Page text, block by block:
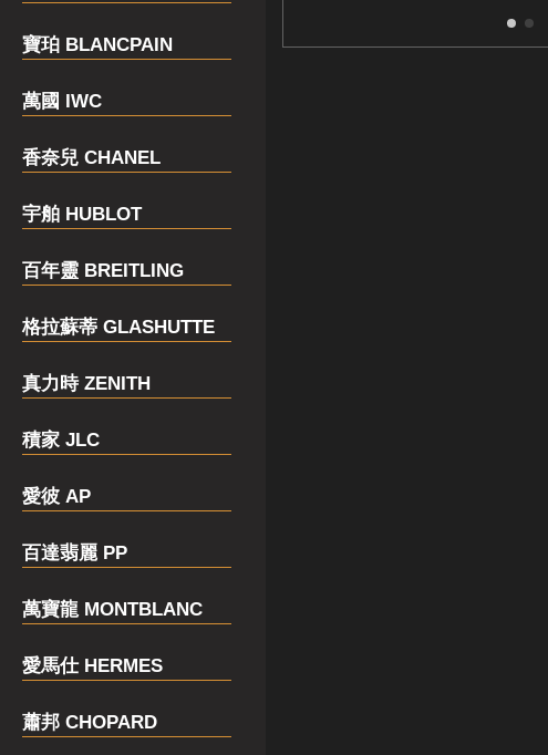
寶珀 BLANCPAIN
萬國 IWC
香奈兒 CHANEL
宇舶 HUBLOT
百年靈 BREITLING
格拉蘇蒂 GLASHUTTE
真力時 ZENITH
積家 JLC
愛彼 AP
百達翡麗 PP
萬寶龍 MONTBLANC
愛馬仕 HERMES
蕭邦 CHOPARD